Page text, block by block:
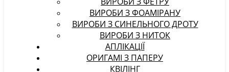
ВИРОБИ З ФОАМІРАНУ
ВИРОБИ З СИНЕЛЬНОГО ДРОТУ
ВИРОБИ З НИТОК
АПЛІКАЦІЇ
ОРИГАМІ З ПАПЕРУ
КВІЛІНГ